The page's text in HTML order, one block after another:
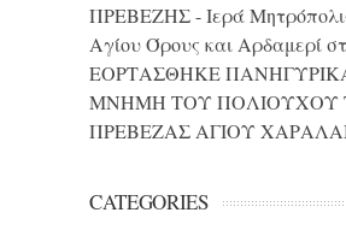
ΠΡΕΒΕΖΗΣ - Ιερά
Αγίου Όρους και Αρδαμερί
ΕΟΡΤΑΣΘΗΚΕ
ΜΝΗΜΗ ΤΟΥ ΠΟΛΙΟΥΧΟΥ
ΠΡΕΒΕΖΑΣ ΑΓΙΟΥ
CATEGORIES